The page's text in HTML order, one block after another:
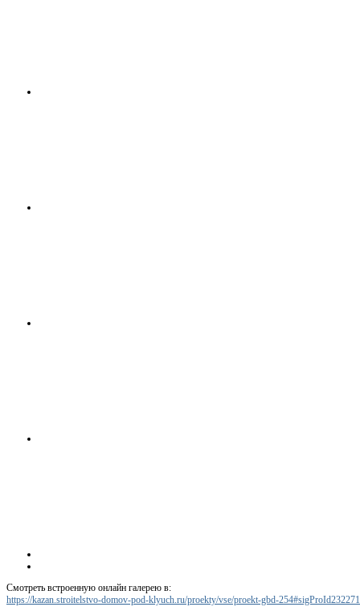
Смотреть встроенную онлайн галерею в:
https://kazan.stroitelstvo-domov-pod-klyuch.ru/proekty/vse/proekt-gbd-